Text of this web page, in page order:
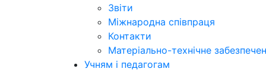
Звіти
Міжнародна співпраця
Контакти
Матеріально-технічне
Учням і педагогам